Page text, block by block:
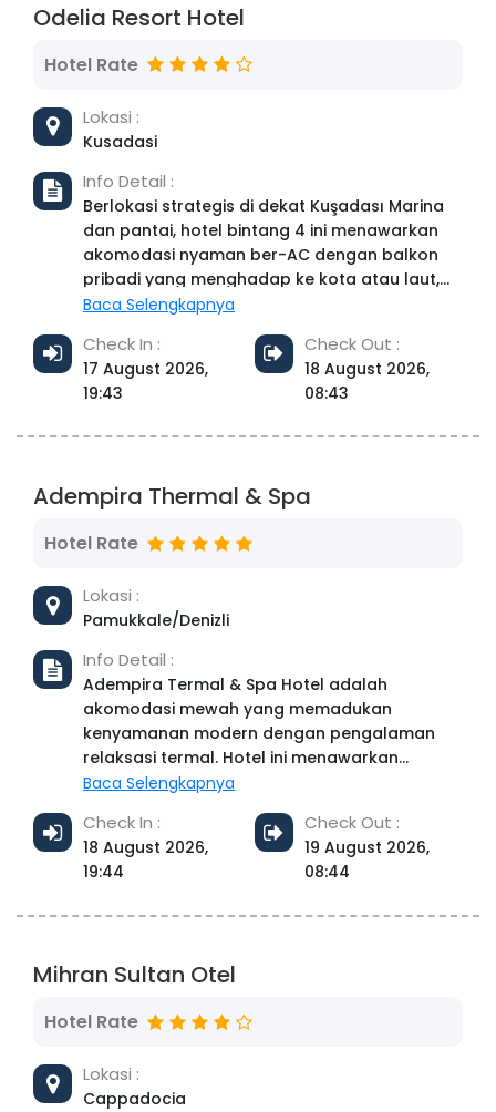
Fasilitas lainnya meliputi lobi dan bar di atap,
kebugaran. Address: Ulu, Ulubatlı Hasan Blv.
Odelia Resort Hotel
Hotel Rate
Lokasi :
Kusadasi
Info Detail :
Berlokasi strategis di dekat Kuşadası Marina
dan pantai, hotel bintang 4 ini menawarkan
akomodasi nyaman ber-AC dengan balkon
pribadi yang menghadap ke kota atau laut,
kolam renang outdoor musiman, pusat
Baca Selengkapnya
Check In :
17 August 2026,
19:43
Check Out :
18 August 2026,
08:43
Adempira Thermal & Spa
Hotel Rate
Lokasi :
Pamukkale/Denizli
Info Detail :
Adempira Termal & Spa Hotel adalah
akomodasi mewah yang memadukan
kenyamanan modern dengan pengalaman
relaksasi termal. Hotel ini menawarkan
fasilitas spa lengkap, kolam renang air panas,
melepaskan stres. Terletak di lokasi strategis
di Denizli, hotel ini cocok untuk pelancong
yang mencari perawatan kesehatan dan
Baca Selengkapnya
Check In :
18 August 2026,
19:44
Check Out :
19 August 2026,
08:44
Mihran Sultan Otel
Hotel Rate
Lokasi :
Cappadocia